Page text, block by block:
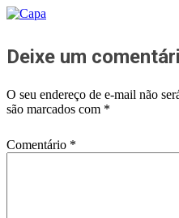
Deixe um
O seu endereço de e-mail não
são marcados com *
Comentário *